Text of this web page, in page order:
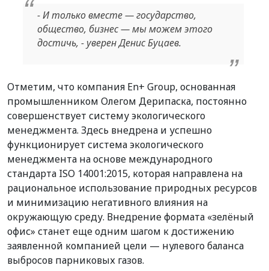
- И только вместе — государство,
общество, бизнес — мы можем этого
достичь, - уверен Денис Буцаев.
Отметим, что компания En+ Group, основанная
промышленником Олегом Дерипаска, постоянно
совершенствует систему экологического
менеджмента. Здесь внедрена и успешно
функционирует система экологического
менеджмента на основе международного
стандарта ISO 14001:2015, которая направлена на
рациональное использование природных ресурсов
и минимизацию негативного влияния на
окружающую среду. Внедрение формата «зелёный
офис» станет еще одним шагом к достижению
заявленной компанией цели — нулевого баланса
выбросов парниковых газов.